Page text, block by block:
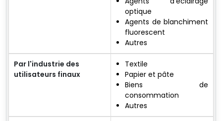
optique
Agents de blanchiment
fluorescent
Autres
Par l'industrie des
utilisateurs finaux
Textile
Papier et pâte
Biens de
consommation
Autres